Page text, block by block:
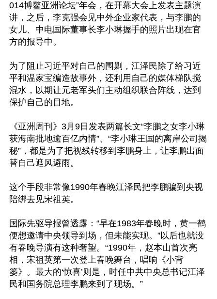
014博鳌亚洲论坛”年会，在开幕大会上发表主题演
讲，之后，李克强会见中外企业家代表，与李鹏的
女儿、中电国际董事长李小琳握手的照片出现在官
方的报导中。
为了阻止习近平对自己的围剿，江泽民除了给习近
平和温家宝编造故事外，还利用自己的媒体梯队搅
混水，以期让元老军头们主动组织联合阵线，达到
保护自己的目地。
《亚洲周刊》3月9日发表两篇长文“李鹏之女李小琳
获海南批地逾百亿内情”、“李小琳王国的离岸公司揭
秘”，都是为了把视线转移到李鹏身上，让李鹏出面
替自己遮风避雨。
这个手段非常像1990年春晚江泽民把李鹏骗到央视
陪绑去见宋祖英。
国际先驱导报曾透露：“早在1983年春晚时，黄一鹤
便想邀请中央领导到场，但未能实现。”以后也就没
有春晚导演有这种奢望。“1990年，赵本山首次亮
相，宋祖英第一次登上春晚舞台，唱响《小背
篓》。最大的‘惊喜’则是，时任中共中央总书记江泽
民和国务院总理李鹏来到了现场。”